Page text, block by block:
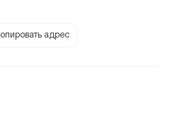
адрес